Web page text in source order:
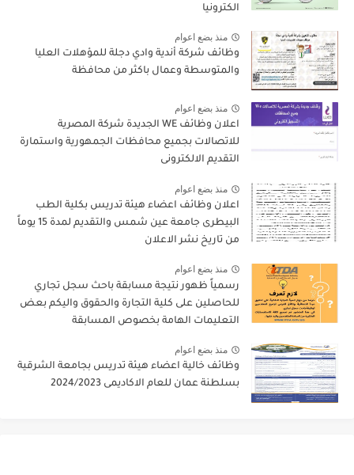
الكترونيا
منذ بضع اعوام
وظائف شركة أندية وادي دجلة للمؤهلات العليا
والمتوسطة وعمال باكثر من محافظة
منذ بضع اعوام
اعلان وظائف WE الجديدة شركة المصرية
للاتصالات بجميع محافظات الجمهورية واستمارة
التقديم الالكترونى
منذ بضع اعوام
اعلان وظائف اعضاء هيئة تدريس بكلية الطب
البيطرى جامعة عين شمس والتقديم لمدة 15 يوماً
من تاريخ نشر الاعلان
منذ بضع اعوام
رسمياً ظهور نتيجة مسابقة باحث سجل تجاري
للحاصلين على كلية التجارة والحقوق واليكم بعض
التعليمات الهامة بخصوص المسابقة
منذ بضع اعوام
وظائف خالية اعضاء هيئة تدريس بجامعة الشرقية
بسلطنة عمان للعام الاكاديمى 2024/2023